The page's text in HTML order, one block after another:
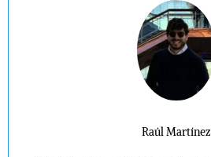
Raúl Martínez